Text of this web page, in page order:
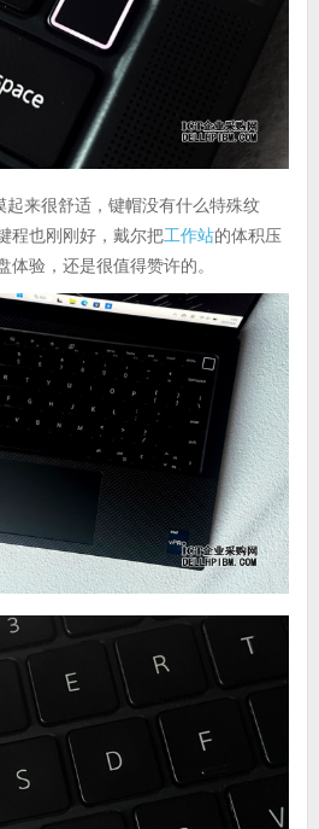
来很舒适，键帽没有什么特殊纹
程也刚刚好，戴尔把工作站的体积压
验，还是很值得赞许的。